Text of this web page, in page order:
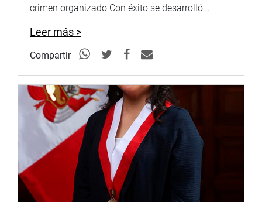
crimen organizado Con éxito se desarrolló...
Leer más >
Compartir